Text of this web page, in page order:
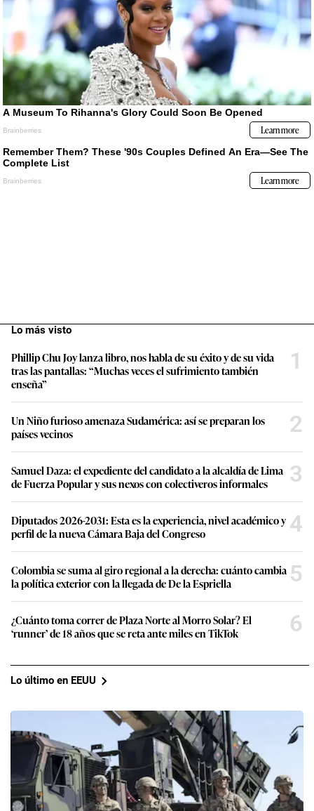
Lo más visto
Phillip Chu Joy lanza libro, nos habla de su éxito y de su vida
tras las pantallas: “Muchas veces el sufrimiento también
enseña”
1
Un Niño furioso amenaza Sudamérica: así se preparan los
países vecinos
2
Samuel Daza: el expediente del candidato a la alcaldía de Lima
de Fuerza Popular y sus nexos con colectiveros informales
3
Diputados 2026-2031: Esta es la experiencia, nivel académico y
perfil de la nueva Cámara Baja del Congreso
4
Colombia se suma al giro regional a la derecha: cuánto cambia
la política exterior con la llegada de De la Espriella
5
¿Cuánto toma correr de Plaza Norte al Morro Solar? El
‘runner’ de 18 años que se reta ante miles en TikTok
6
Lo último en EEUU